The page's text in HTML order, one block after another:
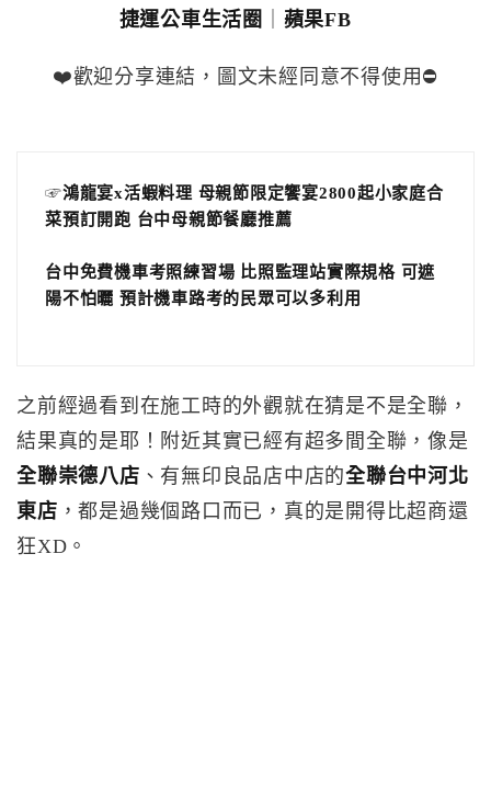
捷運公車生活圈
蘋果FB
❤️歡迎分享連結，圖文未經同意不得使用⛔️
☞鴻龍宴x活蝦料理 母親節限定饗宴2800起小家庭合
菜預訂開跑 台中母親節餐廳推薦
台中免費機車考照練習場 比照監理站實際規格 可遮
陽不怕曬 預計機車路考的民眾可以多利用
之前經過看到在施工時的外觀就在猜是不是全聯，
結果真的是耶！附近其實已經有超多間全聯，像是
全聯崇德八店 、有無印良品店中店的全聯台中河北
東店 ，都是過幾個路口而已，真的是開得比超商還
狂XD。